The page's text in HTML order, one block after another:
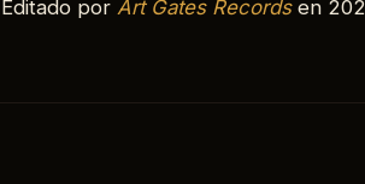
Editado por Art Gates Recordsen